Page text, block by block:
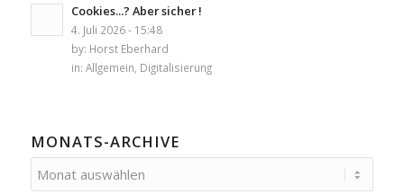
Cookies...? Aber sicher !
4. Juli 2026 - 15:48
by: Horst Eberhard
in: Allgemein Digitalisierung
MONATS-ARCHIVE